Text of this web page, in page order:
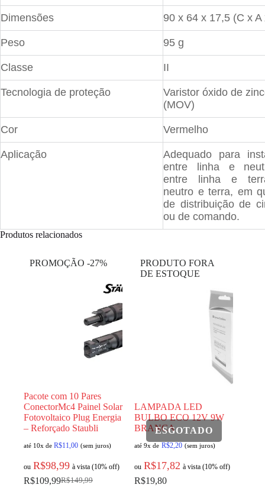
Dimensões 90 x 64 x 17,5 (C x A
Peso 95 g
Classe II
Tecnologia de proteção
Varistor óxido de
(MOV)
Cor Vermelho
Aplicação
Adequado para
entre linha e
entre linha e
neutro e terra, em
de distribuição de
ou de comando.
Produtos relacionados
PROMOÇÃO -27%
Pacote com 10 Pares
ConectorMc4 Painel Solar
Fotovoltaico Plug Energia
– Reforçado Staubli
até 10x de R$11,00 (sem juros)
ou R$98,99 à vista (10% off)
R$149,99
R$109,99
PRODUTO FORA
DE ESTOQUE
LAMPADA LED
BULBO ECO 12V 9W
BRANCA
até 9x de R$2,20 (sem juros)
ou R$17,82 à vista (10% off)
R$19,80